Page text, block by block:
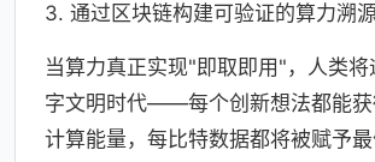
3. 通过区块链构建可验证的算力溯
当算力真正实现"即取即用"，人类将
字文明时代——每个创新想法都能获
计算能量，每比特数据都将被赋予